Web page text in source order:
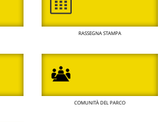
RASSEGNA STAMPA
COMUNITÀ DEL PARCO